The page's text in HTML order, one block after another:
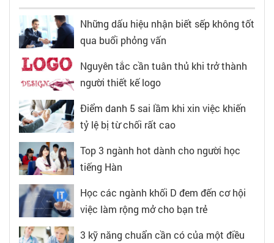
Những dấu hiệu nhận biết sếp không tốt
qua buổi phỏng vấn
Nguyên tắc cần tuân thủ khi trở thành
người thiết kế logo
Điểm danh 5 sai lầm khi xin việc khiến
tỷ lệ bị từ chối rất cao
Top 3 ngành hot dành cho người học
tiếng Hàn
Học các ngành khối D đem đến cơ hội
việc làm rộng mở cho bạn trẻ
3 kỹ năng chuẩn cần có của một điều